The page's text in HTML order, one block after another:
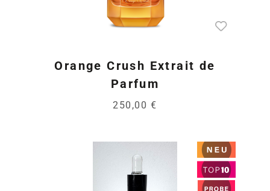
Orange Crush Extrait de
Parfum
250,00 €